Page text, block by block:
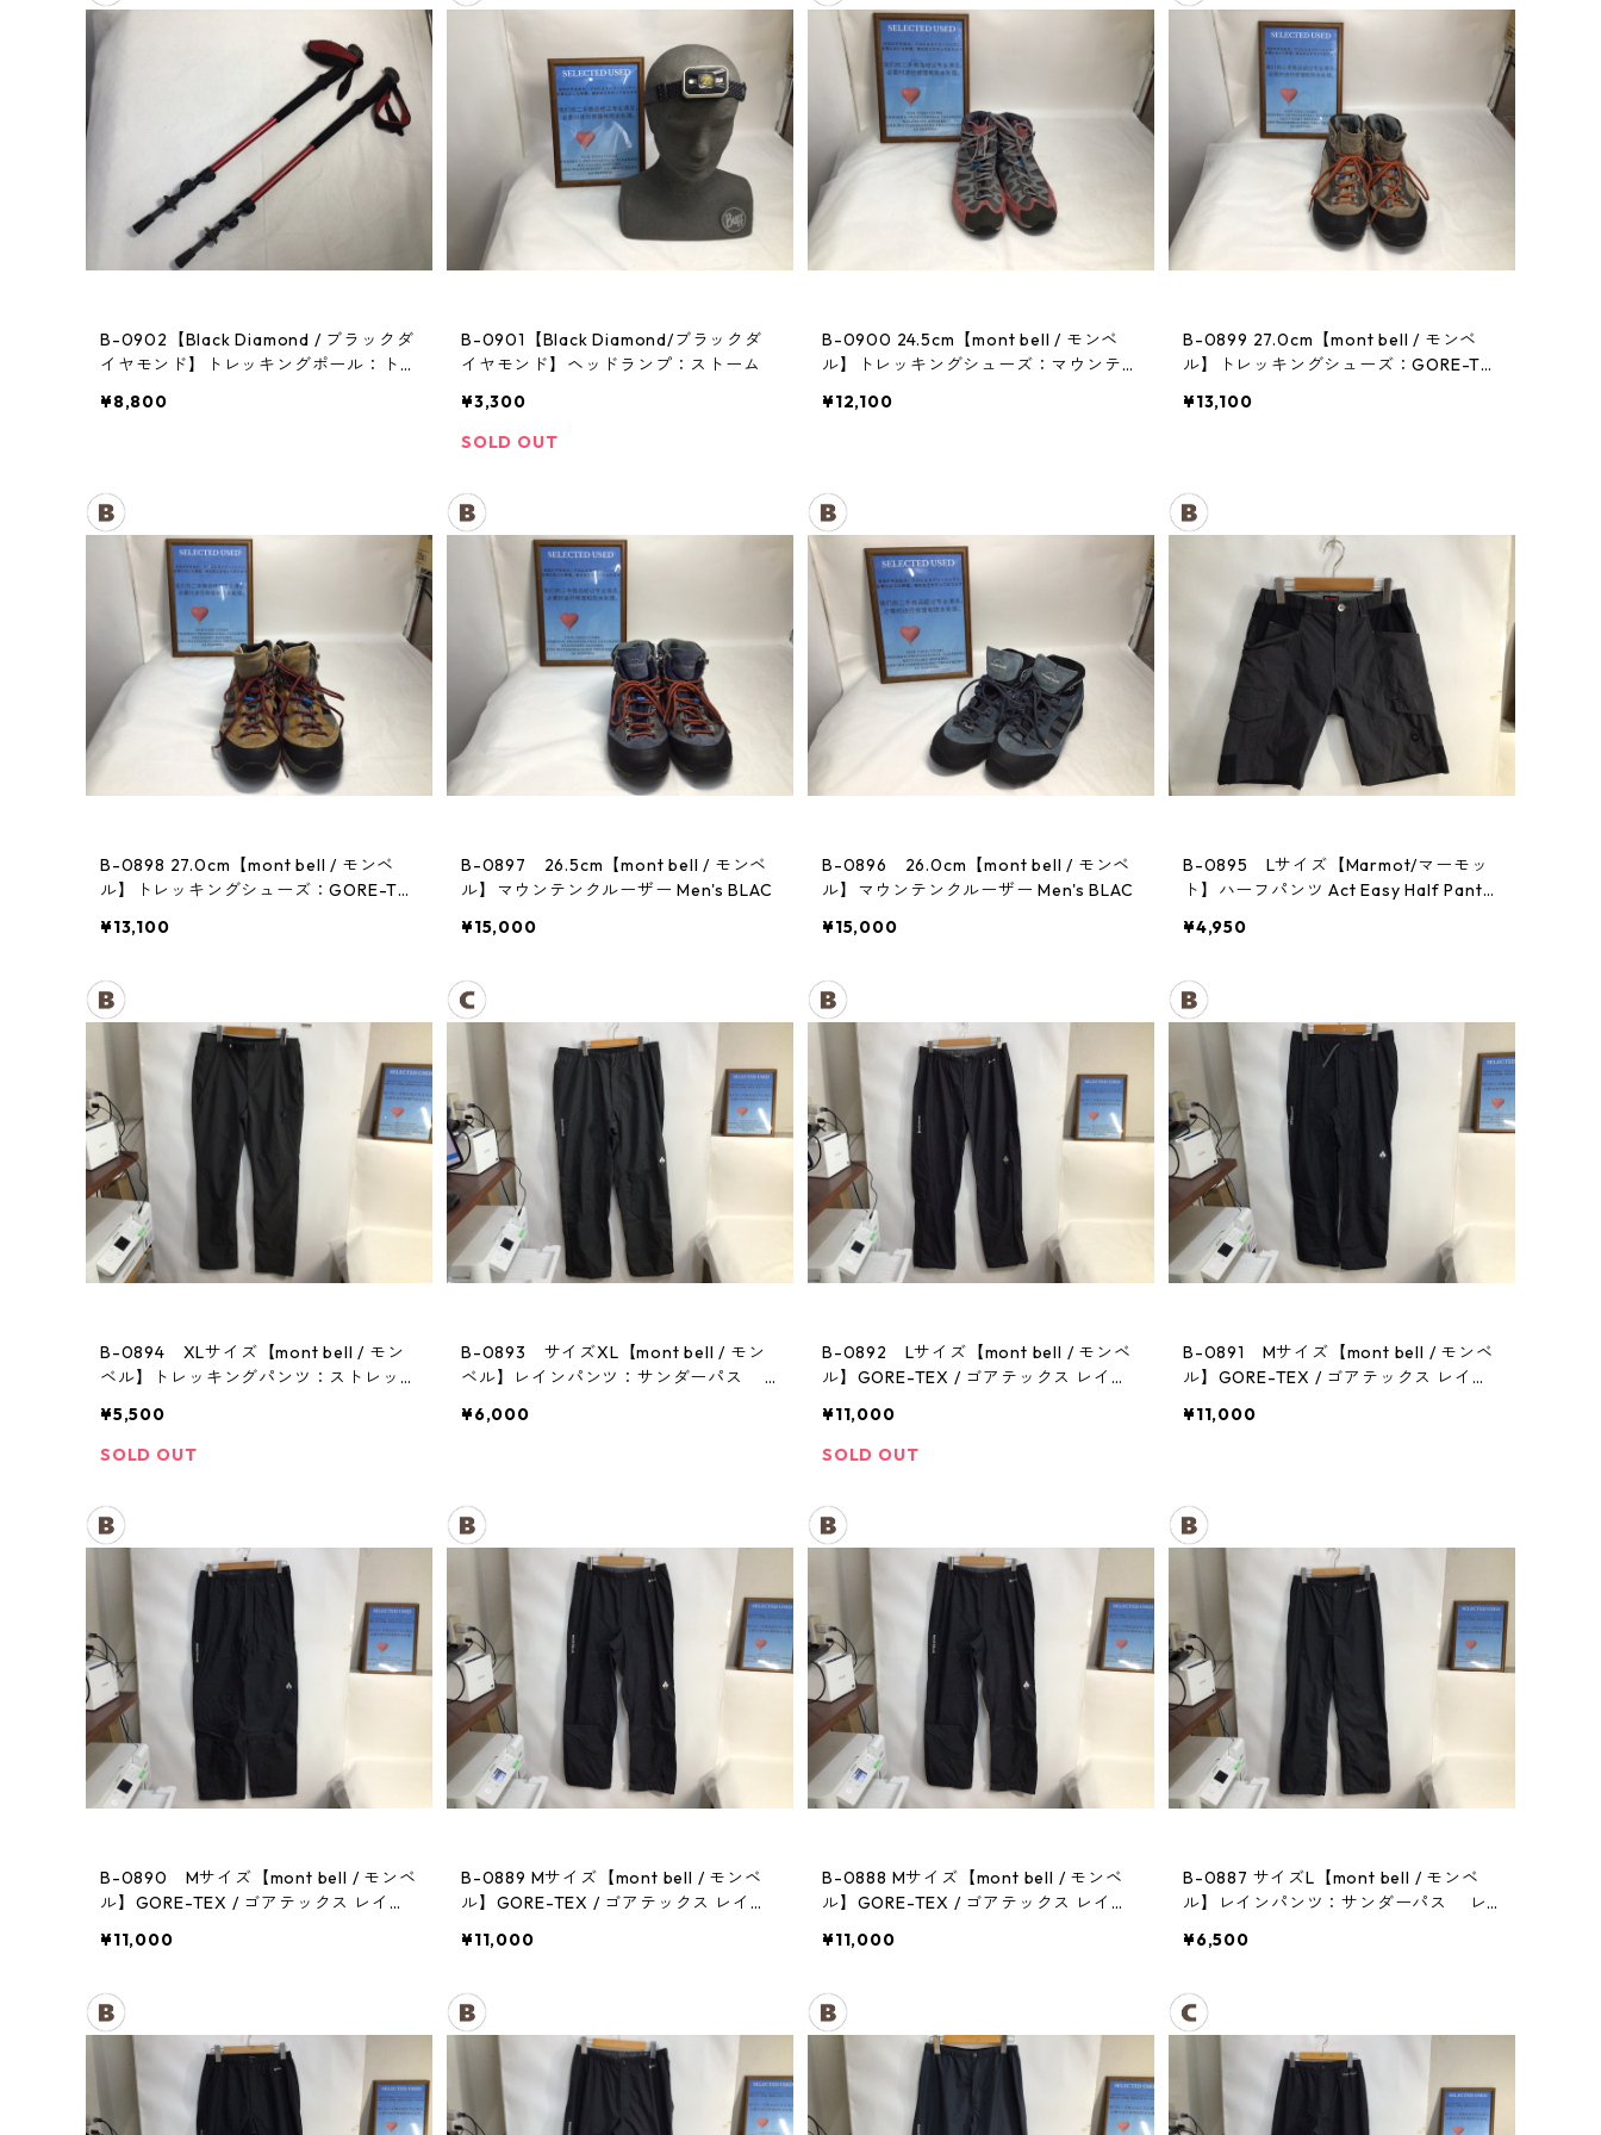
B-0902【Black Diamond / ブラックダ
イヤモンド】トレッキングポール：トレ
¥8,800
B-0901【Black Diamond/ブラックダ
イヤモンド】ヘッドランプ：ストーム
¥3,300
SOLD OUT
B-0900 24.5cm【mont bell / モンベ
ル】トレッキングシューズ：マウンテン
¥12,100
B-0899 27.0cm【mont bell / モンベ
ル】トレッキングシューズ：GORE-TE
¥13,100
B-0898 27.0cm【mont bell / モンベ
ル】トレッキングシューズ：GORE-TE
¥13,100
B-0897 26.5cm【mont bell / モンベ
ル】マウンテンクルーザー Men's BLAC
¥15,000
B-0896 26.0cm【mont bell / モンベ
ル】マウンテンクルーザー Men's BLAC
¥15,000
B-0895 Lサイズ【Marmot/マーモッ
ト】ハーフパンツ Act Easy Half Pant
¥4,950
B-0894 XLサイズ【mont bell / モン
ベル】トレッキングパンツ：ストレッ
¥5,500
SOLD OUT
B-0893 サイズXL【mont bell / モン
ベル】レインパンツ：サンダーパス
¥6,000
B-0892 Lサイズ【mont bell / モンベ
ル】GORE-TEX / ゴアテックス レイン
¥11,000
SOLD OUT
B-0891 Mサイズ【mont bell / モンベ
ル】GORE-TEX / ゴアテックス レイン
¥11,000
B-0890 Mサイズ【mont bell / モンベ
ル】GORE-TEX / ゴアテックス レイン
¥11,000
B-0889 Mサイズ【mont bell / モンベ
ル】GORE-TEX / ゴアテックス レイン
¥11,000
B-0888 Mサイズ【mont bell / モンベ
ル】GORE-TEX / ゴアテックス レイン
¥11,000
B-0887 サイズL【mont bell / モンベ
ル】レインパンツ：サンダーパス レ
¥6,500